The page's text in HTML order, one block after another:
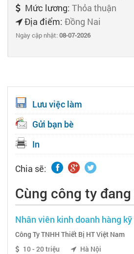
Mức lương: Thỏa thuận
Địa điểm: Đồng Nai
Ngày cập nhật:08-07-2026
Lưu việc làm
Gửi bạn bè
In
Chia sẽ:
Cùng công ty
Nhân viên kinh doanh hàng
Công Ty TNHH Thiết Bị HT Việt Nam
10 - 20 triệu
Hà Nội